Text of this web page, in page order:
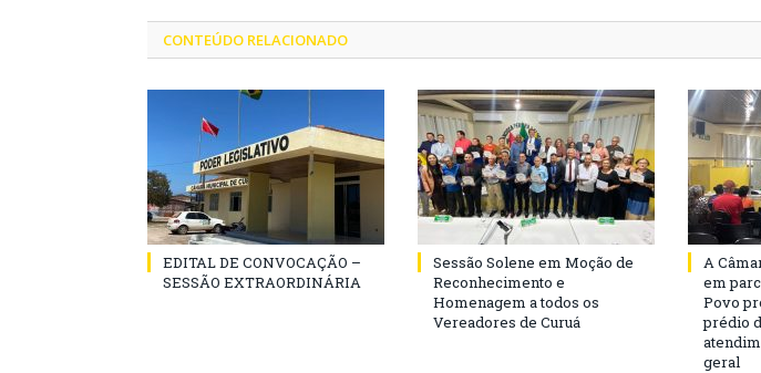
CONTEÚDO RELACIONADO
EDITAL DE CONVOCAÇÃO –
SESSÃO EXTRAORDINÁRIA
Sessão Solene em Moção de
Reconhecimento e
Homenagem a todos os
Vereadores de Curuá
A
em
Povo
prédio
geral